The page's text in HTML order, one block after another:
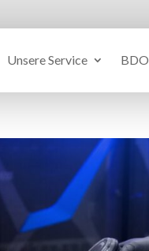
Unsere Service BDO